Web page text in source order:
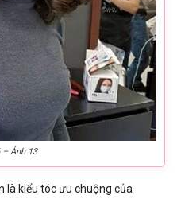
– Ảnh 13
là kiểu tóc ưu chuộng của